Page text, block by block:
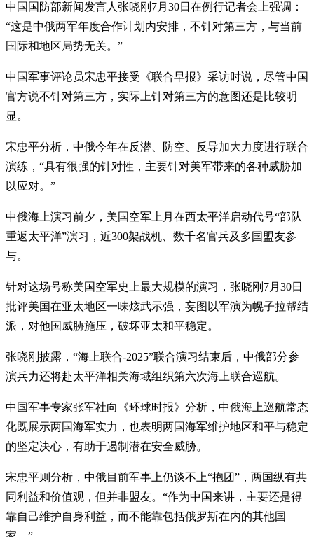
中国国防部新闻发言人张晓刚7月30日在例行记者会上强调：
“这是中俄两军年度合作计划内安排，不针对第三方，与当前
国际和地区局势无关。”
中国军事评论员宋忠平接受《联合早报》采访时说，尽管中国
官方说不针对第三方，实际上针对第三方的意图还是比较明
显。
宋忠平分析，中俄今年在反潜、防空、反导加大力度进行联合
演练，“具有很强的针对性，主要针对美军带来的各种威胁加
以应对。”
中俄海上演习前夕，美国空军上月在西太平洋启动代号“部队
重返太平洋”演习，近300架战机、数千名官兵及多国盟友参
与。
针对这场号称美国空军史上最大规模的演习，张晓刚7月30日
批评美国在亚太地区一味炫武示强，妄图以军演为幌子拉帮结
派，对他国威胁施压，破坏亚太和平稳定。
张晓刚披露，“海上联合-2025”联合演习结束后，中俄部分参
演兵力还将赴太平洋相关海域组织第六次海上联合巡航。
中国军事专家张军社向《环球时报》分析，中俄海上巡航常态
化既展示两国海军实力，也表明两国海军维护地区和平与稳定
的坚定决心，有助于遏制潜在安全威胁。
宋忠平则分析，中俄目前军事上仍谈不上“抱团”，两国纵有共
同利益和价值观，但并非盟友。“作为中国来讲，主要还是得
靠自己维护自身利益，而不能靠包括俄罗斯在内的其他国